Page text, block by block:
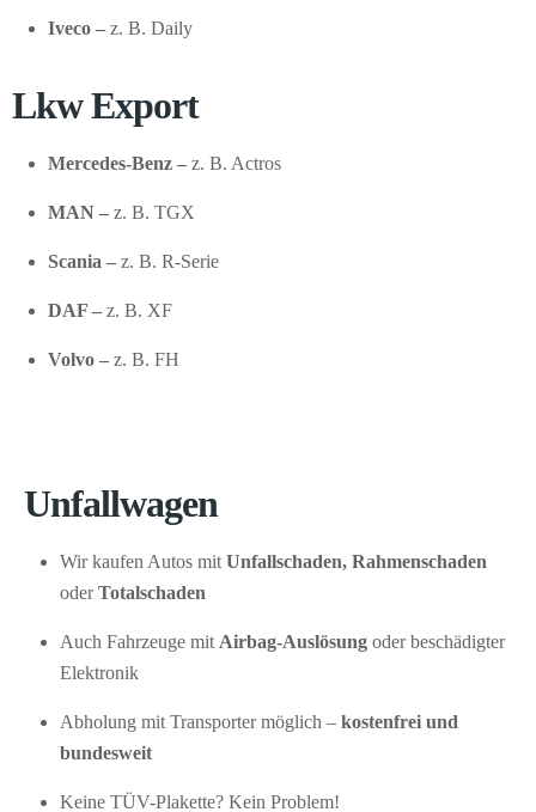
Iveco – z. B. Daily
Lkw Export
Mercedes-Benz – z. B. Actros
MAN – z. B. TGX
Scania – z. B. R-Serie
DAF – z. B. XF
Volvo – z. B. FH
Unfallwagen
Wir kaufen Autos mit Unfallschaden, Rahmenschaden
oderTotalschaden
Auch Fahrzeuge mit Airbag-Auslösung oder beschädigter
Elektronik
Abholung mit Transporter möglich – kostenfrei und
bundesweit
Keine TÜV-Plakette? Kein Problem!